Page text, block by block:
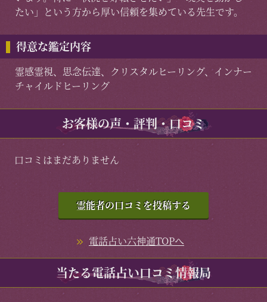
たい」という方から厚い信頼を集めている先生です。
得意な鑑定内容
霊感霊視、思念伝達、クリスタルヒーリング、インナー
チャイルドヒーリング
お客様の声・評判・口コミ
口コミはまだありません
霊能者の口コミを投稿する
電話占い六神通TOPへ
当たる電話占い口コミ情報局